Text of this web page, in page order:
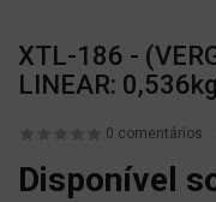
XTL-186 -
LINEAR:
0 comentários
Disponível